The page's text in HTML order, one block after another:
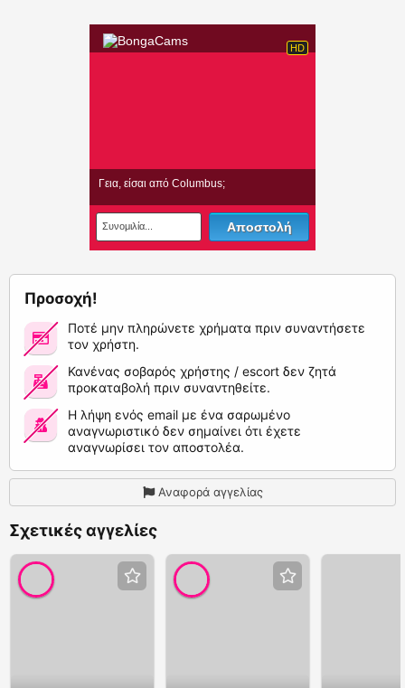
Προσοχή!
Ποτέ μην πληρώνετε χρήματα πριν συναντήσετε
τον χρήστη.
Κανένας σοβαρός χρήστης / escort δεν ζητά
προκαταβολή πριν συναντηθείτε.
Η λήψη ενός email με ένα σαρωμένο
αναγνωριστικό δεν σημαίνει ότι έχετε
αναγνωρίσει τον αποστολέα.
Αναφορά αγγελίας
Σχετικές αγγελίες